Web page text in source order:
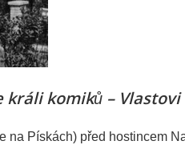
králi komiků –
na Pískách) před hostincem